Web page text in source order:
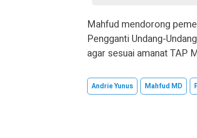
Mahfud mendorong
Pengganti Undang-
agar sesuai amanat TAP
Andrie Yunus Mahfud MD